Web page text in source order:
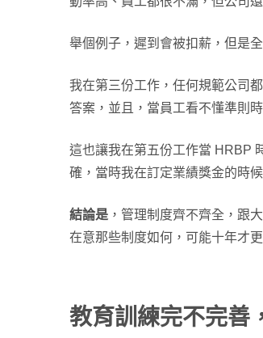
舉個例子，遲到會被扣薪，但是
我在第三份工作，任何規範公司
答案，並且，當員工看不懂準則
這也讓我在第五份工作當 HRBP
確，當時我在訂定業績獎金的時
結論是 ，管理制度齊不齊全，跟
在意那些制度如何，可能十年才
教育訓練完不完善